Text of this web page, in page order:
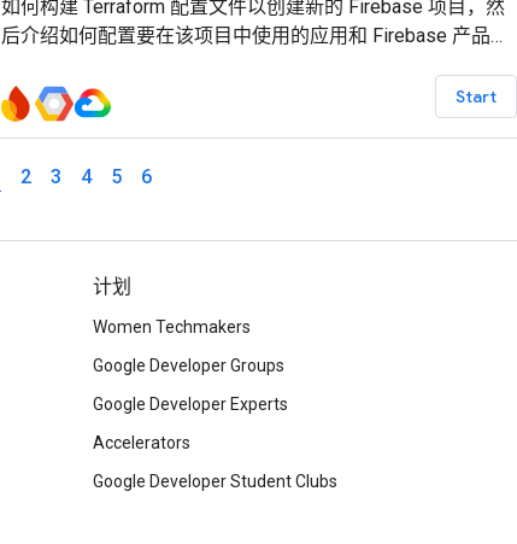
如何构建 Terraform 配置文件以创建新的 Firebase 项目，然
后介绍如何配置要在该项目中使用的应用和 Firebase 产品。
进行的更改，然后实现这些更改。 如果您一直想了解如何使
用 Terraform 设置和管理 Firebase 项目与产品，那么本
Start
2 3 4 5 6
计划
Women Techmakers
Google Developer Groups
Google Developer Experts
Accelerators
Google Developer Student Clubs